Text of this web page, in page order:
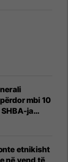
mbi 10
ja
në
etnikisht